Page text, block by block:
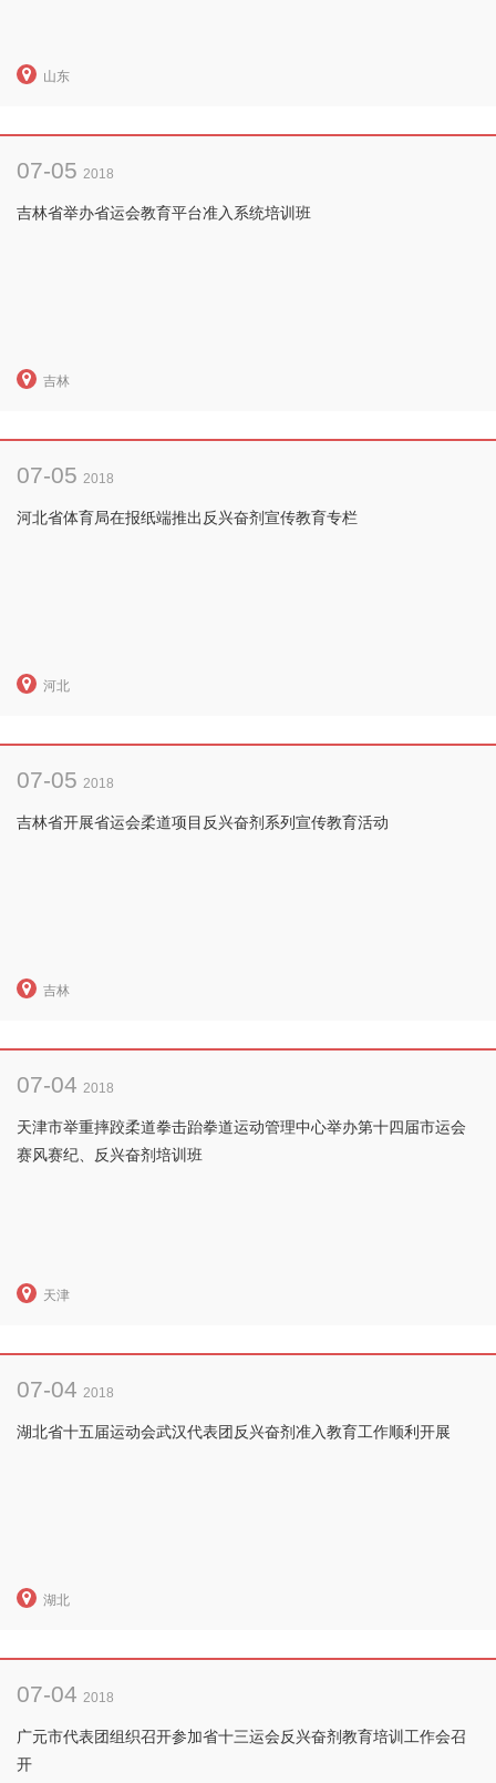
山东
07-05 2018
吉林省举办省运会教育平台准入系统培训班
吉林
07-05 2018
河北省体育局在报纸端推出反兴奋剂宣传教育专栏
河北
07-05 2018
吉林省开展省运会柔道项目反兴奋剂系列宣传教育活动
吉林
07-04 2018
天津市举重摔跤柔道拳击跆拳道运动管理中心举办第十四届市运会
赛风赛纪、反兴奋剂培训班
天津
07-04 2018
湖北省十五届运动会武汉代表团反兴奋剂准入教育工作顺利开展
湖北
07-04 2018
广元市代表团组织召开参加省十三运会反兴奋剂教育培训工作会召
开